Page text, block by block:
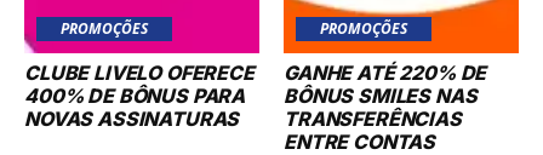
PROMOÇÕES
CLUBE LIVELO OFERECE
400% DE BÔNUS PARA
NOVAS ASSINATURAS
PROMOÇÕES
GANHE ATÉ 220% DE
BÔNUS SMILES NAS
TRANSFERÊNCIAS
ENTRE CONTAS